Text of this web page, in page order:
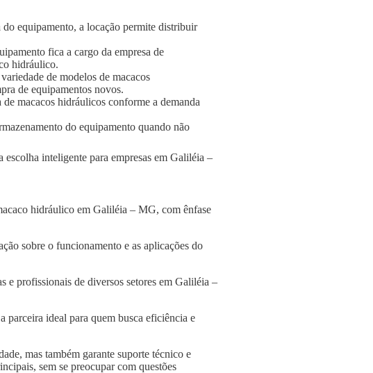
equipamento, a locação permite distribuir
fica a cargo da empresa de
hidráulico.
de modelos de macacos
de equipamentos novos.
macacos hidráulicos conforme a demanda
do equipamento quando não
inteligente para empresas em Galiléia –
hidráulico em Galiléia – MG, com ênfase
sobre o funcionamento e as aplicações do
e profissionais de diversos setores em Galiléia –
parceira ideal para quem busca eficiência e
mas também garante suporte técnico e
sem se preocupar com questões